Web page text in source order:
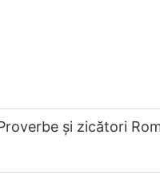
și zicători